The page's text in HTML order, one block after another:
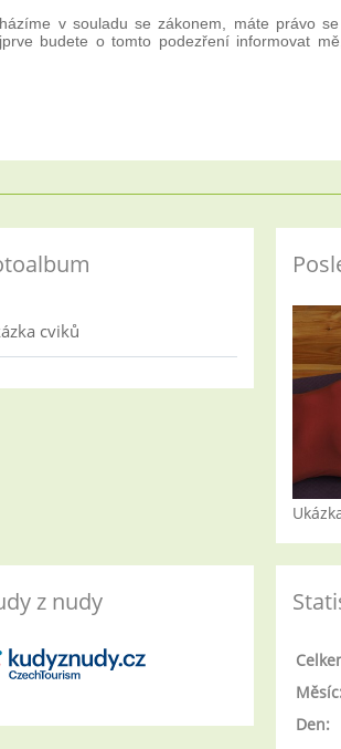
v souladu se zákonem, máte právo
budete o tomto podezření informovat
cviků
z nudy
Den: